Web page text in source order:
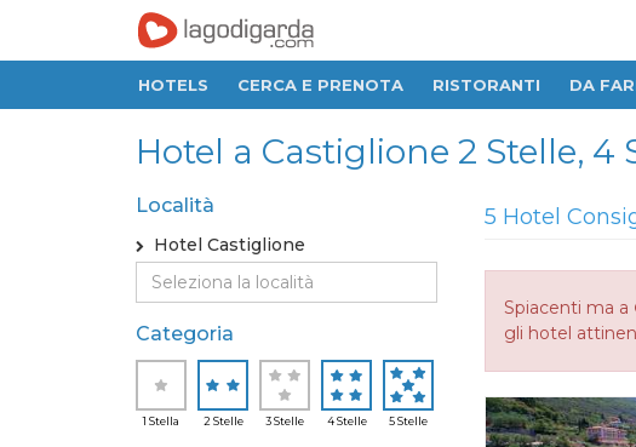
HOTELS CERCA E PRENOTA RISTORANTI DA
Hotel a Castiglione 2 Stelle, 4
Località
Hotel Castiglione
Categoria
1 Stella 2 Stelle 3 Stelle 4 Stelle 5 Stelle
5 Hotel
Spiacenti ma a
gli hotel